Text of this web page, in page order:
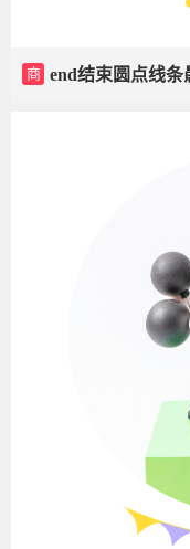
商 end结束圆点线条